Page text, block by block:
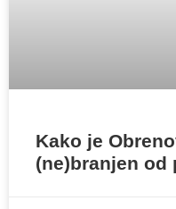
Kako je
(ne)branjen od